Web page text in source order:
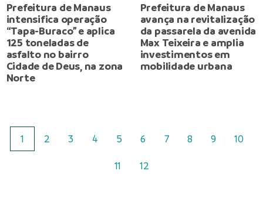
Prefeitura de Manaus
intensifica operação
“Tapa-Buraco” e aplica
125 toneladas de
asfalto no bairro
Cidade de Deus, na zona
Norte
Prefeitura de Manaus
avança na revitalização
da passarela da avenida
Max Teixeira e amplia
investimentos em
mobilidade urbana
1 2 3 4 5 6 7 8 9 10
11 12